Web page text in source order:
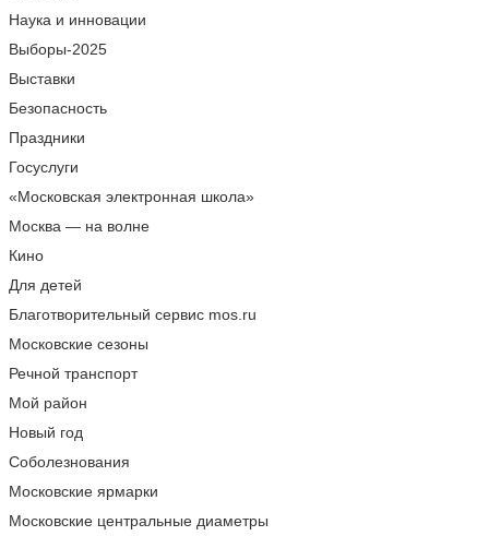
Наука и инновации
Выборы-2025
Выставки
Безопасность
Праздники
Госуслуги
«Московская электронная школа»
Москва — на волне
Кино
Для детей
Благотворительный сервис mos.ru
Московские сезоны
Речной транспорт
Мой район
Новый год
Соболезнования
Московские ярмарки
Московские центральные диаметры